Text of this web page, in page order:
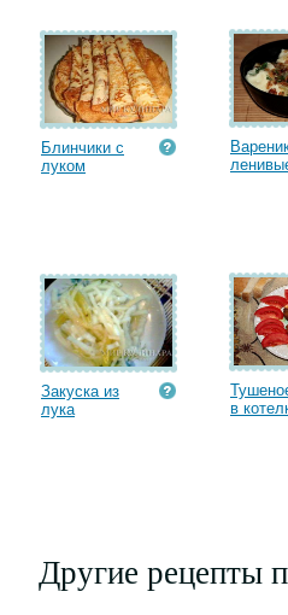
Блинчики с
луком
Закуска из
лука
в
Другие рецепты